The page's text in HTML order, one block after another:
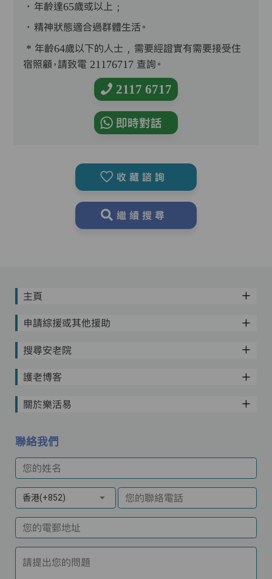
．年齡達65歲或以上﹔
．精神狀態適合過群體生活。
* 年齡64歲以下的人士﹐需要經證實有需要接受住
宿照顧，請致電 21176717 查詢。
2117 6717
即時對話
收藏諮詢
繼續搜尋
主頁
申請綜援或其他援助
搜尋安老院
護老博客
關於樂活易
聯絡我們
您的姓名
香港(+852) 您的聯絡電話
您的電郵地址
請提出您的問題